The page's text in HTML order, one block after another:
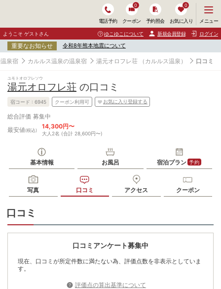
電話予約 クーポン
0
予約照会 お気に入り
0
ニ
ュ
ー
開
く
メニュー
ようこそ ゲストさん ゆこゆこについて 新規会員登録 ログイン
重要なお知らせ 令和8年熊本地震について
泉宿 カルルス温泉の温泉宿 湯元オロフレ荘 （カルルス温泉） 口コミ
ユモトオロフレソウ
湯元オロフレ荘 の口コミ
宿コード : 6945 クーポン利用可 お気に入り登録する
総合評価 募集中
最安値(税込)
14,300円〜
大人2名 (合計 28,600円〜)
基本情報 お風呂 宿泊プラン 予約
写真 口コミ アクセス クーポン
口コミ
口コミアンケート募集中
現在、口コミが所定件数に満たない為、評価点数を非表示としていま
す。
評価点の算出基準について